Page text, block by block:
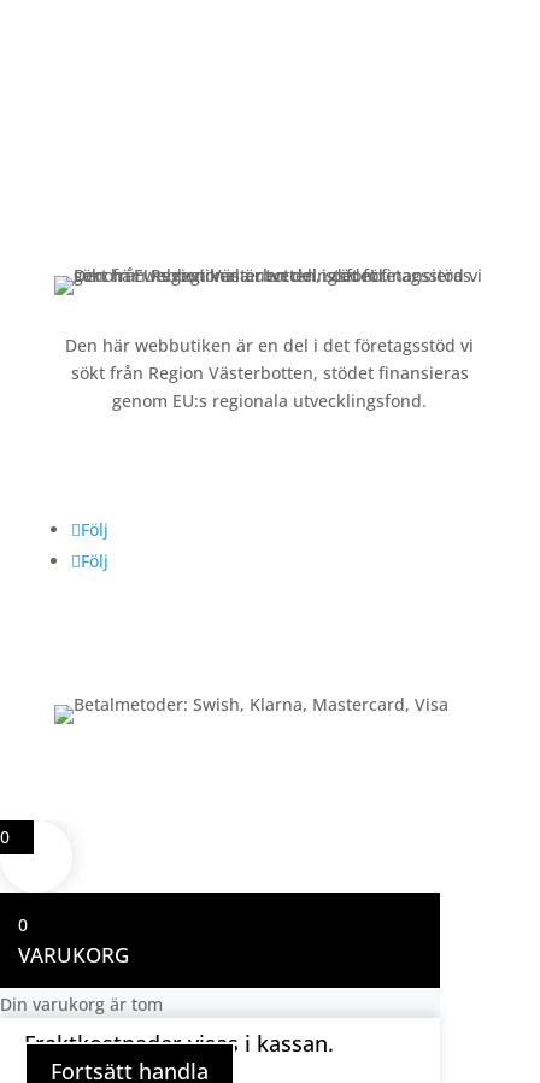
Den här webbutiken är en del i det företagsstöd vi
sökt från Region Västerbotten, stödet finansieras
genom EU:s regionala utvecklingsfond.
Följ
Följ
0
0
VARUKORG
Din varukorg är tom
Fraktkostnader visas i kassan.
Fortsätt handla